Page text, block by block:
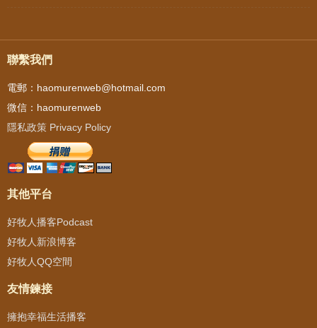
聯繫我們
電郵：haomurenweb@hotmail.com
微信：haomurenweb
隱私政策 Privacy Policy
其他平台
好牧人播客Podcast
好牧人新浪博客
好牧人QQ空間
友情鍊接
擁抱幸福生活播客